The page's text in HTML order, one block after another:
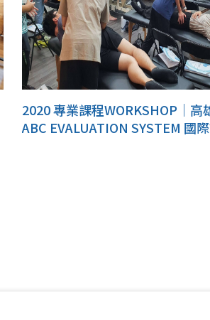
2020 專業課程WORKSHOP｜高
ABC EVALUATION SYSTEM 國